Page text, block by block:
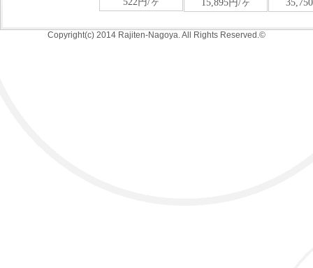
Copyright(c) 2014 Rajiten-Nagoya. All Rights Reserved.©